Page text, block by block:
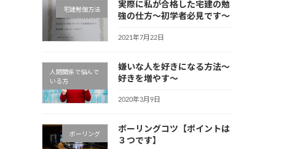
宅建勉強方法
実際に私が合格した宅建の勉
強の仕方～初学者必見です～
2021年7月22日
人間関係で悩んで
いる方
嫌いな人を好きになる方法～
好きを増やす～
2020年3月9日
ボーリング
ボーリングコツ【ポイントは
３つです】